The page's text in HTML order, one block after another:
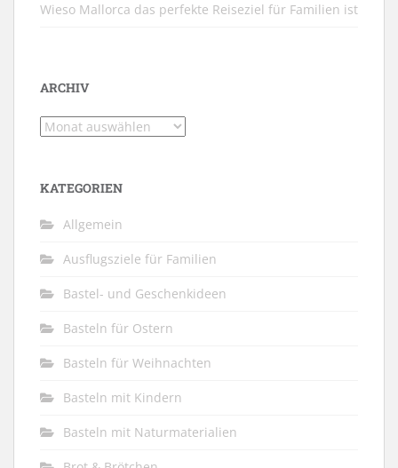
Wieso Mallorca das perfekte Reiseziel für Familien ist
ARCHIV
Archiv
KATEGORIEN
Allgemein
Ausflugsziele für Familien
Bastel- und Geschenkideen
Basteln für Ostern
Basteln für Weihnachten
Basteln mit Kindern
Basteln mit Naturmaterialien